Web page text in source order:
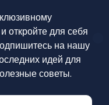
откройте для себя
на нашу
идей для
советы.